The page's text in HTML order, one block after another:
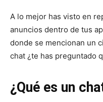
A lo mejor has visto en
anuncios dentro de tus
donde se mencionan un
chat ¿te has preguntado
¿Qué es un